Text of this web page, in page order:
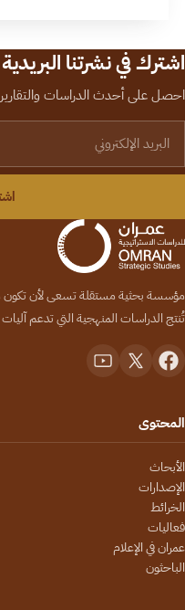
اشترك في نشرتنا البريدية
احصل على أحدث الدراسات
مؤسسة بحثية مستقلة تسعى لأن تكون
تُنتج الدراسات المنهجية التي تدعم
المحتوى
الأبحاث
الإصدارات
الخرائط
فعاليات
عمران في الإعلام
الباحثون